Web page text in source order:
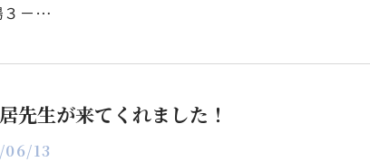
３－…
先生が来てくれました！
13